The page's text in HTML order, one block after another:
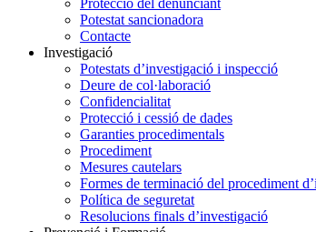
Protecció del denunciant
Potestat sancionadora
Contacte
Investigació
Potestats d’investigació i inspecció
Deure de col·laboració
Confidencialitat
Protecció i cessió de dades
Garanties procedimentals
Procediment
Mesures cautelars
Formes de terminació del procediment
Política de seguretat
Resolucions finals d’investigació